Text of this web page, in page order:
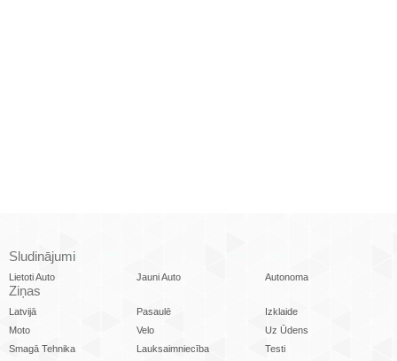
Sludinājumi
Lietoti Auto Jauni Auto Autonoma
Ziņas
Latvijā Pasaulē
Izklaide
Moto
Velo
Uz Ūdens
Smagā Tehnika
Lauksaimniecība
Testi